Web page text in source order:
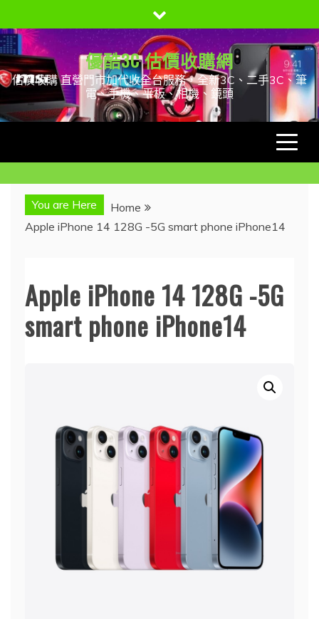
to
content
優酷3C 估價收購網
估價收購 直營門市加代收全台服務，全新3C、二手3C、筆
電、手機、平板、相機、鏡頭
You are Here
Home
Apple iPhone 14 128G -5G smart phone iPhone14
Apple iPhone 14 128G -5G
smart phone iPhone14